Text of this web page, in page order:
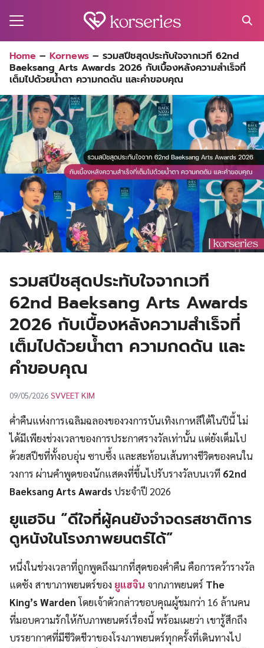
for:
Home – Kornews – รวมสปีชสุดประทับใจจากเวที 62nd
Baeksang Arts Awards 2026 กับเบื้องหลังความสำเร็จที่
เต็มไปด้วยน้ำตา ความกดดัน และคำขอบคุณ
รวมสปีชสุดประทับใจจากเวที
62nd Baeksang Arts Awards
2026 กับเบื้องหลังความสำเร็จที่
เต็มไปด้วยน้ำตา ความกดดัน และ
คำขอบคุณ
09/05/2026 SVVEET KIM
ค่ำคืนแห่งการเฉลิมฉลองของวงการบันเทิงเกาหลีใต้ในปีนี้ ไม่
ได้มีเพียงช่วงเวลาของการประกาศรางวัลเท่านั้น แต่ยังเต็มไป
ด้วยสปีชที่ทั้งอบอุ่น ซาบซึ้ง และสะท้อนเส้นทางชีวิตของคนใน
วงการ ผ่านคำพูดของนักแสดงที่ขึ้นไปรับรางวัลบนเวที 62nd
Baeksang Arts Awardsประจำปี 2026
ยูแฮจิน “ดีใจที่ผู้คนยังจำจดรสชาติการ
ดูหนังในโรงภาพยนตร์ได้”
หนึ่งในช่วงเวลาที่ถูกพูดถึงมากที่สุดของค่ำคืน คือการคว้ารางวัล
แดซัง สาขาภาพยนตร์ของ ยูแฮจิน จากภาพยนตร์ The
King’s Wardenโดยเจ้าตัวกล่าวขอบคุณผู้ชมกว่า 16 ล้านคน
ที่มอบความรักให้กับภาพยนตร์เรื่องนี้ พร้อมเผยว่า เขารู้สึกถึง
บรรยากาศที่มีชีวิตชีวาของโรงภาพยนตร์ทุกครั้งที่เดินทางไป